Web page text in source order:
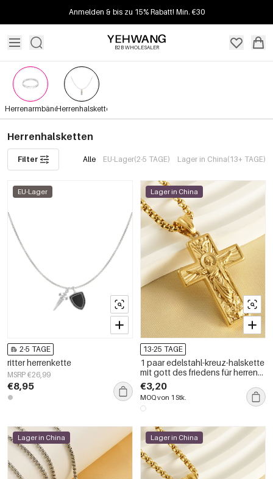
Anmelden & bis zu 15% Rabatt! Min. €30
B2B WHOLESALER
HerrenarmbänderHerrenhalsketten
Herrenhalsketten
Filter Alle EU-Lager(2-5 TAGE) Lager in China(13+ TAGE)
EU-Lager
2-5 TAGE
ritter herrenkette
MSRP €26,99
€8,95
Lager in China
13-25 TAGE
1 paar edelstahl-kreuz-halskette
mit gott des friedens für herren
und damen, retro-3d-geprägter
priester-anhänger, unisex-
herren-halskette
€3,20
MOQ von 1 Stk.
Lager in China Lager in China